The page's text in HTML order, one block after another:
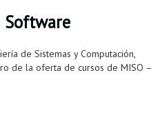
Software
de Sistemas y Computación,
de la oferta de cursos de MISO –